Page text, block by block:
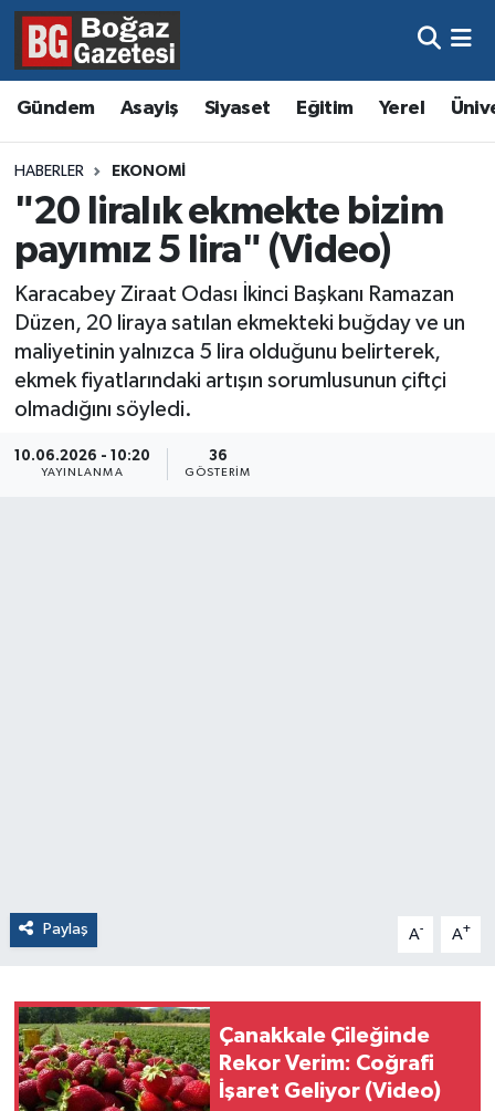
Gündem Asayiş Siyaset Eğitim Yerel
HABERLER EKONOMI
"20 liralık ekmekte bizim
payımız 5 lira" (Video)
Karacabey Ziraat Odası İkinci Başkanı Ramazan
Düzen, 20 liraya satılan ekmekteki buğday ve un
maliyetinin yalnızca 5 lira olduğunu belirterek,
ekmek fiyatlarındaki artışın sorumlusunun çiftçi
olmadığını söyledi.
10.06.2026 - 10:20
YAYINLANMA
36
GÖSTERIM
Paylaş A- A+
Çanakkale Çileğinde
Rekor Verim: Coğrafi
İşaret Geliyor (Video)
Asayiş
Eğitim
Ekonomi
Gündem
Kültür ve Sanat
Magazin
Resmi İlanlar
Sağlık
Hava Durumu
Trafik Durumu
Süper Lig Puan Durumu ve Fikstür
Tüm Manşetler
Son Dakika Haberleri
Haber Arşivi